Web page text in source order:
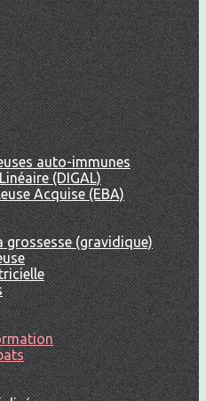
auto-immunes
(DIGAL)
Acquise (EBA)
grossesse (gravidique)